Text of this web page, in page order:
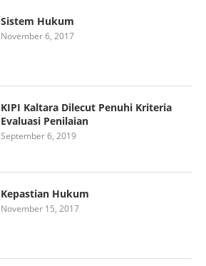
Sistem Hukum
November 6, 2017
KIPI Kaltara Dilecut Penuhi Kriteria
Evaluasi Penilaian
September 6, 2019
Kepastian Hukum
November 15, 2017